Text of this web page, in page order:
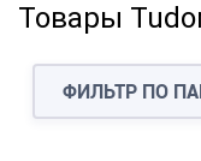
Товары
ФИЛЬТР ПО